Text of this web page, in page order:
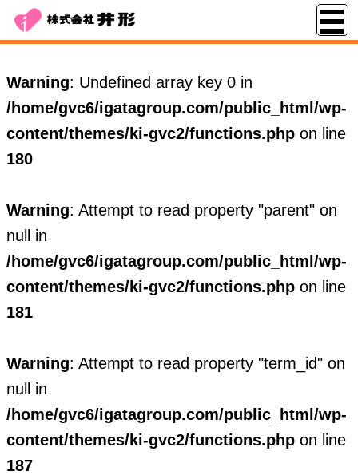
Warning: Undefined array key 0 in
/home/gvc6/igatagroup.com/public_html/wp-
content/themes/ki-gvc2/functions.phpon line
180
Warning: Attempt to read property "parent" on
null in
/home/gvc6/igatagroup.com/public_html/wp-
content/themes/ki-gvc2/functions.phpon line
181
Warning: Attempt to read property "term_id" on
null in
/home/gvc6/igatagroup.com/public_html/wp-
content/themes/ki-gvc2/functions.phpon line
187